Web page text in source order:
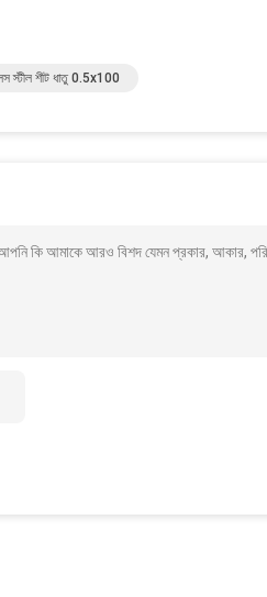
স্টীল শীট ধাতু 0.5x100
কি আমাকে আরও বিশদ যেমন প্রকার, আকার,